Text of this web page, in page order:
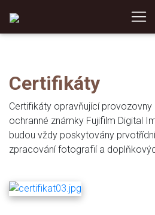
Certifikáty
Certifikáty opravňující provozovny
ochranné známky Fujifilm Digital
budou vždy poskytovány
zpracování fotografií a